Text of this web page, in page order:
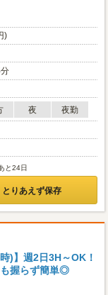
)
夜
夜勤
と24日
とりあえず保存
)】週2日3H～OK！
握らず簡単◎